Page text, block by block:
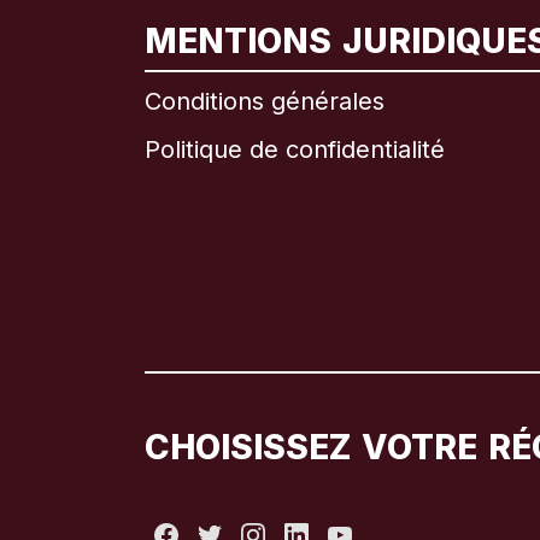
MENTIONS
Conditions générales
Politique de confidentialité
CHOISISSEZ VOTRE